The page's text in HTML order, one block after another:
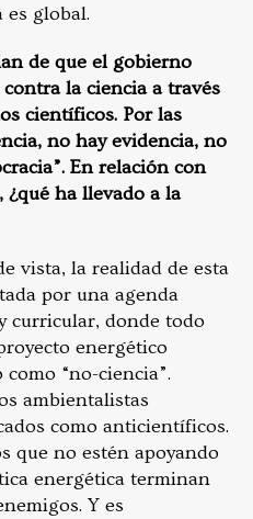
es global.
de que el gobierno
la ciencia a través
científicos. Por las
no hay evidencia, no
En relación con
ha llevado a la
vista, la realidad de esta
por una agenda
curricular, donde todo
energético
“no-ciencia”.
ambientalistas
como anticientíficos.
que no estén apoyando
energética terminan
Y es